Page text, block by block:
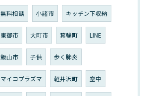
無料相談 小諸市 キッチン下収納
東御市 大町市 箕輪町 LINE
飯山市 子供 歩く肺炎
マイコプラズマ 軽井沢町 空中